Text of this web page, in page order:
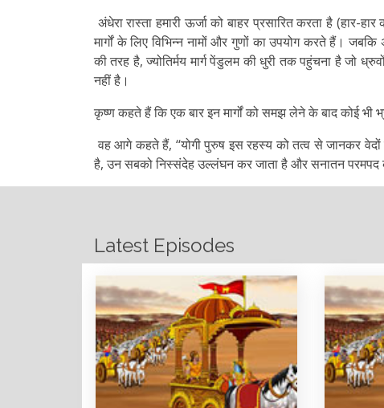
अंधेरा रास्ता हमारी ऊर्जा को बाहर प्रसारित करता है
मार्गों के लिए विभिन्न नामों और गुणों का उपयोग करते हैं।
की तरह है, ज्योतिर्मय मार्ग पेंडुलम की धुरी तक पहुंचना है जो
नहीं है।
कृष्ण कहते हैं कि एक बार इन मार्गों को समझ लेने के बाद कोई भी
वह आगे कहते हैं, ‘‘योगी पुरुष इस रहस्य को तत्व से जानकर
है, उन सबको निस्संदेह उल्लंघन कर जाता है और सनातन परमपद
Latest Episodes